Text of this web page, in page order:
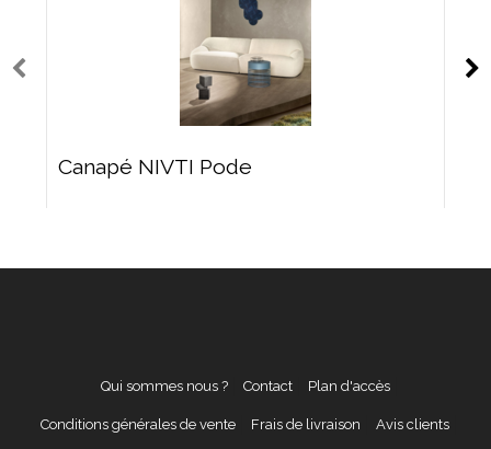
Canapé NIVTI Pode
Qui sommes nous ? Contact Plan d'accès
Conditions générales de vente Frais de livraison Avis clients